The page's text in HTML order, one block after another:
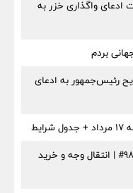
ادعای واگذاری خزر به
بردم
رئیس‌جمهور به ادعای
نحوه فعال‌سازی کیف پول ایران با کد *98# | انتقال وجه و خرید